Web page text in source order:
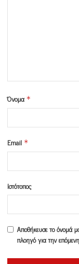
Όνομα *
Email *
Ιστότοπος
Αποθήκευσε το όνομά
πλοηγό για την